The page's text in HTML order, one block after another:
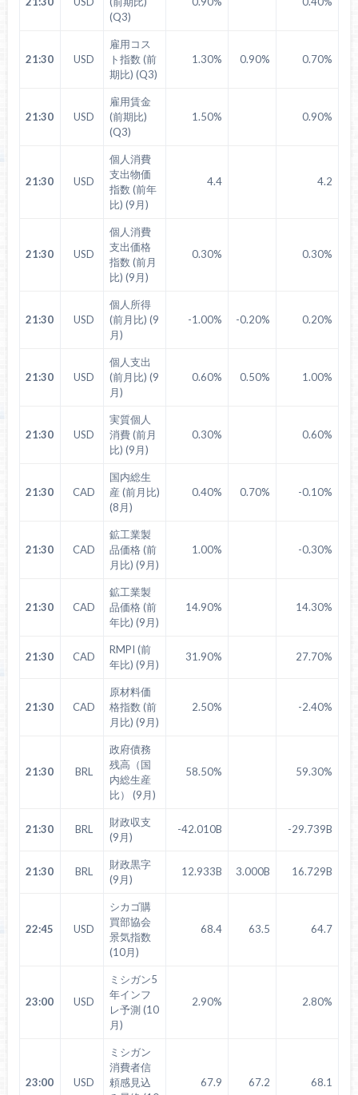
(Q3)
21:30 USD
雇用コス
ト指数 (前
期比) (Q3)
1.30% 0.90% 0.70%
21:30 USD
雇用賃金
(前期比)
(Q3)
1.50% 0.90%
21:30 USD
個人消費
支出物価
指数 (前年
比) (9月)
4.4 4.2
21:30 USD
個人消費
支出価格
指数 (前月
比) (9月)
0.30% 0.30%
21:30 USD
個人所得
(前月比) (9
月)
-1.00% -0.20% 0.20%
21:30 USD
個人支出
(前月比) (9
月)
0.60% 0.50% 1.00%
21:30 USD
実質個人
消費 (前月
比) (9月)
0.30% 0.60%
21:30 CAD
国内総生
産 (前月比)
(8月)
0.40% 0.70% -0.10%
21:30 CAD
鉱工業製
品価格 (前
月比) (9月)
1.00% -0.30%
21:30 CAD
鉱工業製
品価格 (前
年比) (9月)
14.90% 14.30%
21:30 CAD
RMPI (前
年比) (9月)
31.90% 27.70%
21:30 CAD
原材料価
格指数 (前
月比) (9月)
2.50% -2.40%
21:30 BRL
政府債務
残高（国
内総生産
比） (9月)
58.50% 59.30%
21:30 BRL
財政収支
(9月)
-42.010B -29.739B
21:30 BRL
財政黒字
(9月)
12.933B 3.000B 16.729B
22:45 USD
シカゴ購
買部協会
景気指数
(10月)
68.4 63.5 64.7
23:00 USD
ミシガン5
年インフ
レ予測 (10
月)
2.90% 2.80%
23:00 USD
ミシガン
消費者信
頼感見込
67.9 67.2 68.1